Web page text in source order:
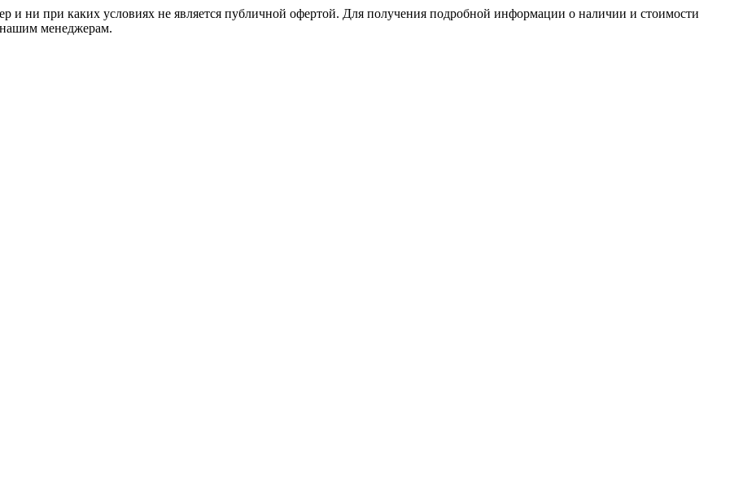
и ни при каких условиях не является публичной офертой. Для получения подробной информации о наличии и стоимости
нашим менеджерам.